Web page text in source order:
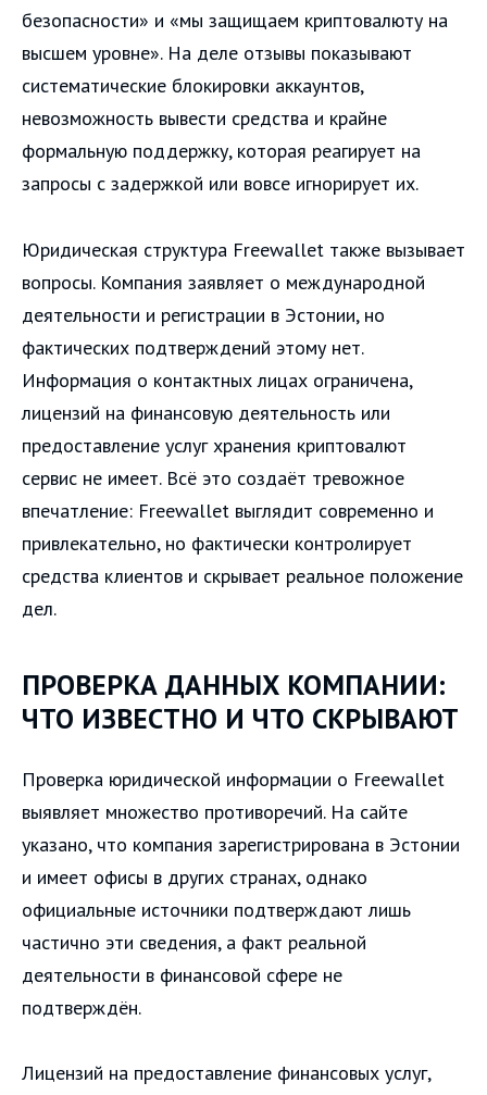
безопасности» и «мы защищаем криптовалюту на
высшем уровне». На деле отзывы показывают
систематические блокировки аккаунтов,
невозможность вывести средства и крайне
формальную поддержку, которая реагирует на
запросы с задержкой или вовсе игнорирует их.
Юридическая структура Freewallet также вызывает
вопросы. Компания заявляет о международной
деятельности и регистрации в Эстонии, но
фактических подтверждений этому нет.
Информация о контактных лицах ограничена,
лицензий на финансовую деятельность или
предоставление услуг хранения криптовалют
сервис не имеет. Всё это создаёт тревожное
впечатление: Freewallet выглядит современно и
привлекательно, но фактически контролирует
средства клиентов и скрывает реальное положение
дел.
ПРОВЕРКА ДАННЫХ КОМПАНИИ:
ЧТО ИЗВЕСТНО И ЧТО СКРЫВАЮТ
Проверка юридической информации о Freewallet
выявляет множество противоречий. На сайте
указано, что компания зарегистрирована в Эстонии
и имеет офисы в других странах, однако
официальные источники подтверждают лишь
частично эти сведения, а факт реальной
деятельности в финансовой сфере не
подтверждён.
Лицензий на предоставление финансовых услуг,